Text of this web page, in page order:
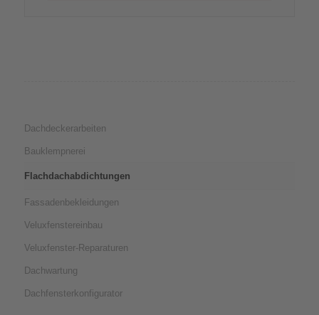
Dachdeckerarbeiten
Bauklempnerei
Flachdachabdichtungen
Fassadenbekleidungen
Veluxfenstereinbau
Veluxfenster-Reparaturen
Dachwartung
Dachfensterkonfigurator